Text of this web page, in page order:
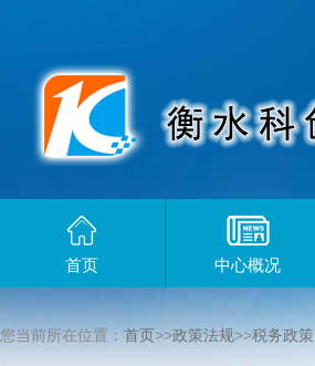
首页 中心概况
您当前所在位置： 首页>>政策法规>>税务政策